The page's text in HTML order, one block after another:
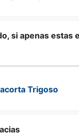
si apenas
Trigoso